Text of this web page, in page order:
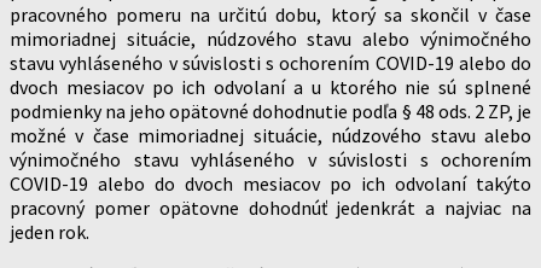
pracovného pomeru na určitú dobu, ktorý sa skončil v čase
mimoriadnej situácie, núdzového stavu alebo výnimočného
stavu vyhláseného v súvislosti s ochorením COVID-19 alebo do
dvoch mesiacov po ich odvolaní a u ktorého nie sú splnené
podmienky na jeho opätovné dohodnutie podľa § 48 ods. 2 ZP, je
možné v čase mimoriadnej situácie, núdzového stavu alebo
výnimočného stavu vyhláseného v súvislosti s ochorením
COVID-19 alebo do dvoch mesiacov po ich odvolaní takýto
pracovný pomer opätovne dohodnúť jedenkrát a najviac na
jeden rok.